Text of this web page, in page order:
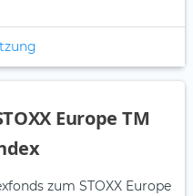
Europe TM
zum STOXX Europe